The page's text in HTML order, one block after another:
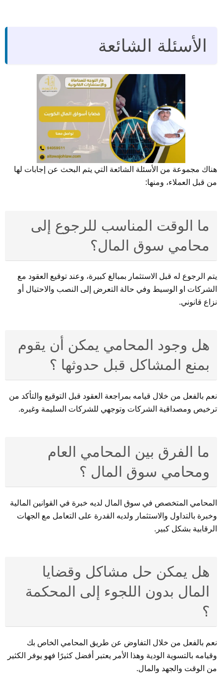
الأسئلة الشائعة
هناك مجموعة من الأسئلة الشائعة التي يتم البحث عن إجابات لها
من قبل العملاء، ومنها:
ما الوقت المناسب للرجوع إلى
محامي سوق المال؟
يتم الرجوع له قبل الاستثمار بمبالغ كبيرة، وعند توقيع العقود مع
الشركات او الوسيط وفي حالة التعرض إلى النصب والاحتيال أو
نزاع قانوني.
هل وجود المحامي يمكن أن يقوم
بمنع المشاكل قبل حدوثها ؟
نعم بالفعل من خلال قيامه بمراجعة العقود قبل التوقيع والتأكد من
ترخيص ومصداقية الشركات وتوجهي للشركات السليمة وغيره.
ما الفرق بين المحامي العام
ومحامي سوق المال ؟
المحامي المتخصص في سوق المال لديه خبرة في القوانين المالية
وخبرة بالتداول والاستثمار ولديه القدرة على التعامل مع الجهات
الرقابية بشكل كبير.
هل يمكن حل مشاكل وقضايا
المال بدون اللجوء إلى المحكمة
؟
نعم بالفعل من خلال التفاوض عن طريق المحامي الخاص بك
وقيامه بالتسوية الودية وهذا الأمر يعتبر أفضل كثيرًا فهو يوفر الكثير
من الوقت والجهد والمال.